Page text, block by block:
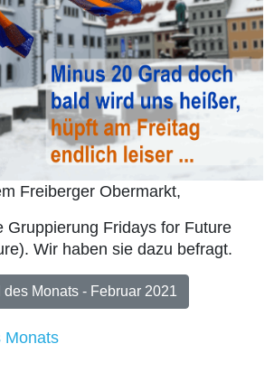
Freiberger Obermarkt,
Gruppierung Fridays for Future
Wir haben sie dazu befragt.
Monats - Februar 2021
Monats